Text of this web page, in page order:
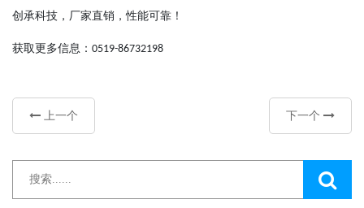
创承科技，厂家直销，性能可靠！
获取更多信息： 0519-86732198
上一个 下一个